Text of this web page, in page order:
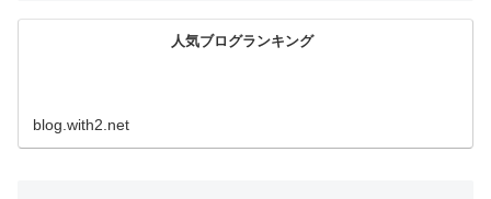
人気ブログランキング
blog.with2.net